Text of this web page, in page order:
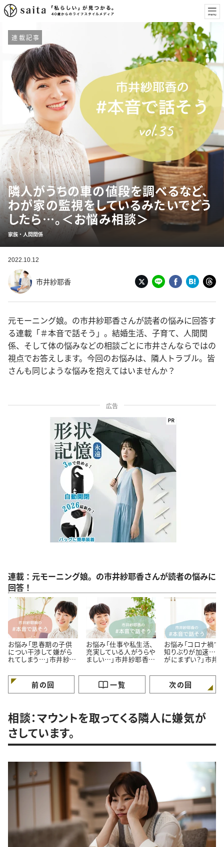
連載記事
隣人がうちの車の値段を調べるなど、
わが家の監視をしているみたいでどう
したら…。＜お悩み相談＞
家族・人間関係
2022.10.12
市井紗耶香
元モーニング娘。の市井紗耶香さんが読者の悩みに回答す
る連載「＃本音で話そう」。結婚生活、子育て、人間関
係、そして体の悩みなどの相談ごとに市井さんならではの
視点でお答えします。今回のお悩みは、隣人トラブル。皆
さんも同じような悩みを抱えてはいませんか？
広告
連載：元モーニング娘。の市井紗耶香さんが読者の悩みに
回答！
お悩み「思春期の子供
につい干渉して嫌がら
れてしまう…」市井紗耶
お悩み「仕事や私生活、
充実している人がうらや
ましい…」市井紗耶香さ
お悩み「コロナ禍で
知りぶりが加速…さ
がにまずい？」市井
前の回 一覧 次の回
相談：マウントを取ってくる隣人に嫌気が
さしています。